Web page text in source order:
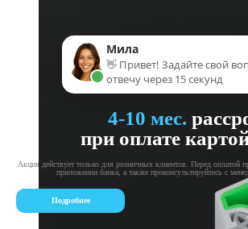
4-10 мес.
при оплате
Акция действует только для розничных клиентов. Перед оплатой
приложении банка, а также проконсультируйтесь с
Подробнее
Мила
👋 Привет! Задайте свой
отвечу через 15 секунд